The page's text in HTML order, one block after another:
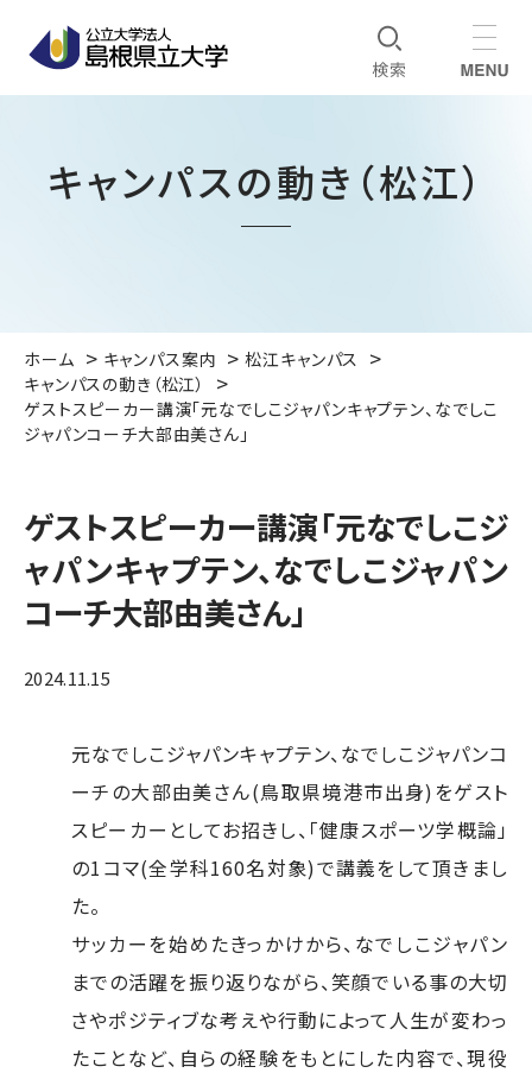
キャンパスの動き（松江）
ホーム キャンパス案内
松江キャンパス
キャンパスの動き（松江）
ゲストスピーカー講演「元なでしこジャパンキャプテン、なでしこ
ジャパンコーチ大部由美さん」
ゲストスピーカー講演「元なでしこジ
ャパンキャプテン、なでしこジャパン
コーチ大部由美さん」
2024.11.15
元なでしこジャパンキャプテン、なでしこジャパンコ
ーチの大部由美さん(鳥取県境港市出身)をゲスト
スピーカーとしてお招きし、「健康スポーツ学概論」
の1コマ(全学科160名対象)で講義をして頂きまし
た。
サッカーを始めたきっかけから、なでしこジャパン
までの活躍を振り返りながら、笑顔でいる事の大切
さやポジティブな考えや行動によって人生が変わっ
たことなど、自らの経験をもとにした内容で、現役